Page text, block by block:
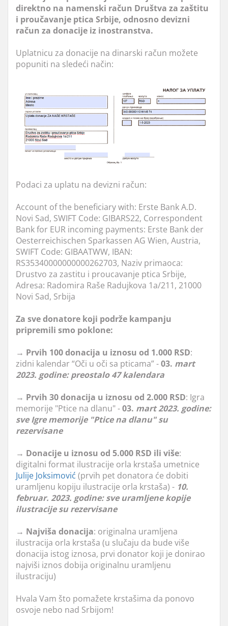
direktno na namenski račun Društva za zaštitu
i proučavanje ptica Srbije, odnosno devizni
račun za donacije iz inostranstva.
Uplatnicu za donacije na dinarski račun možete
popuniti na sledeći način:
Podaci za uplatu na devizni račun:
Account of the beneficiary with: Erste Bank A.D.
Novi Sad, SWIFT Code: GIBARS22, Correspondent
Bank for EUR incoming payments: Erste Bank der
Oesterreichischen Sparkassen AG Wien, Austria,
SWIFT Code: GIBAATWW, IBAN:
RS35340000000000262703, Naziv primaoca:
Drustvo za zastitu i proucavanje ptica Srbije,
Adresa: Radomira Raše Radujkova 1a/211, 21000
Novi Sad, Srbija
Za sve donatore koji podrže kampanju
pripremili smo poklone:
→ Prvih 100 donacija u iznosu od 1.000 RSD:
zidni kalendar “Oči u oči sa pticama” -03. mart
2023. godine: preostalo 47 kalendara
→ Prvih 30 donacija u iznosu od 2.000 RSD: Igra
memorije "Ptice na dlanu" -03. mart2023. godine:
sve Igre memorije "Ptice na dlanu" su
rezervisane
→ Donacije u iznosu od 5.000 RSD ili više:
digitalni format ilustracije orla krstaša umetnice
Julije Joksimović (prvih pet donatora će dobiti
uramljenu kopiju ilustracije orla krstaša) - 10.
februar. 2023. godine: sve uramljene kopije
ilustracije su rezervisane
→ Najviša donacija: originalna uramljena
ilustracija orla krstaša (u slučaju da bude više
donacija istog iznosa, prvi donator koji je donirao
najviši iznos dobija originalnu uramljenu
ilustraciju)
Hvala Vam što pomažete krstašima da ponovo
osvoje nebo nad Srbijom!